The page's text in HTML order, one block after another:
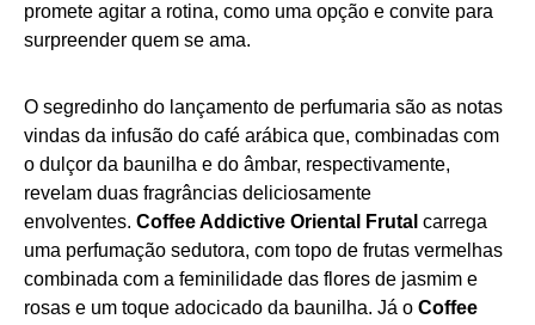
promete agitar a rotina, como uma opção e convite para
surpreender quem se ama.
O segredinho do lançamento de perfumaria são as notas
vindas da infusão do café arábica que, combinadas com
o dulçor da baunilha e do âmbar, respectivamente,
revelam duas fragrâncias deliciosamente
envolventes. Coffee Addictive Oriental Frutal carrega
uma perfumação sedutora, com topo de frutas vermelhas
combinada com a feminilidade das flores de jasmim e
rosas e um toque adocicado da baunilha. Já o Coffee